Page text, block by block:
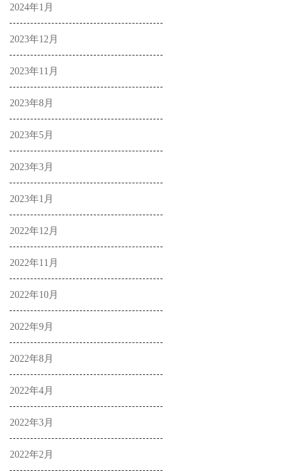
2024年1月
2023年12月
2023年11月
2023年8月
2023年5月
2023年3月
2023年1月
2022年12月
2022年11月
2022年10月
2022年9月
2022年8月
2022年4月
2022年3月
2022年2月